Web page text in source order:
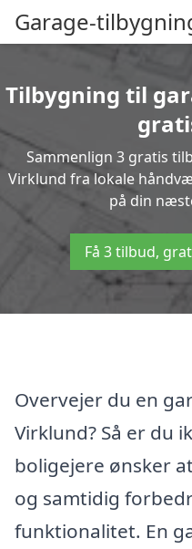
Garage-
Tilbygning til
Sammenlign 3 gratis
Virklund fra lokale
på din
Få 3 tilbud,
Overvejer du en
Virklund? Så er du
boligejere ønsker
og samtidig
funktionalitet. En